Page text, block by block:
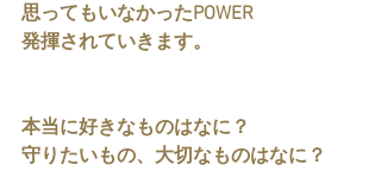
思ってもいなかったPOWER
発揮されていきます。
本当に好きなものはなに？
守りたいもの、大切なものはなに？